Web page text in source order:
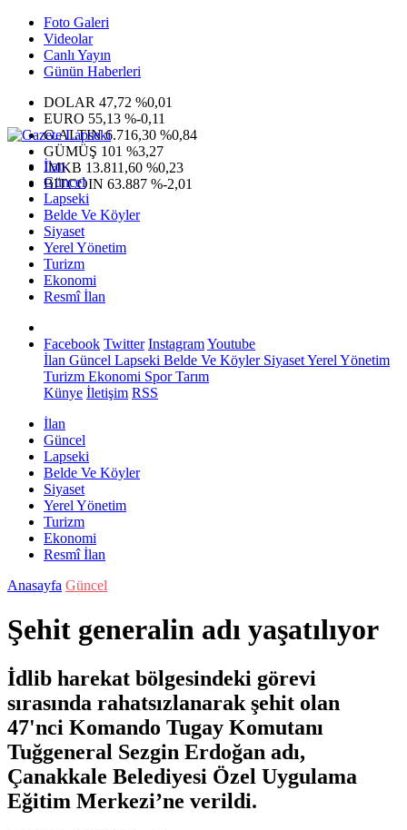
Foto Galeri
Videolar
Canlı Yayın
Günün Haberleri
DOLAR 47,72 %0,01
EURO 55,13 %-0,11
G.ALTIN6.716,30 %0,84
GÜMÜŞ 101 %3,27
IMKB 13.811,60 %0,23
BITCOIN 63.887 %-2,01
İlan
Güncel
Lapseki
Belde Ve Köyler
Siyaset
Yerel Yönetim
Turizm
Ekonomi
Resmî İlan
Facebook Twitter InstagramYoutube
İlan Güncel Lapseki Belde Ve KöylerSiyasetYerel Yönetim
Turizm Ekonomi SporTarım
Künye İletişim RSS
İlan
Güncel
Lapseki
Belde Ve Köyler
Siyaset
Yerel Yönetim
Turizm
Ekonomi
Resmî İlan
Anasayfa Güncel
Şehit generalin adı yaşatılıyor
İdlib harekat bölgesindeki görevi
sırasında rahatsızlanarak şehit olan
47'nci Komando Tugay Komutanı
Tuğgeneral Sezgin Erdoğan adı,
Çanakkale Belediyesi Özel Uygulama
Eğitim Merkezi’ne verildi.